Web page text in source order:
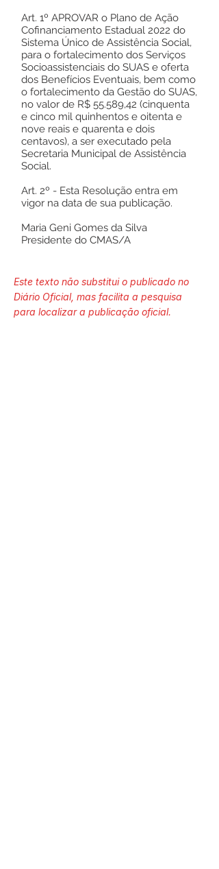
Art. 1º APROVAR o Plano de Ação
Cofinanciamento Estadual 2022 do
Sistema Único de Assistência Social,
para o fortalecimento dos Serviços
Socioassistenciais do SUAS e oferta
dos Benefícios Eventuais, bem como
o fortalecimento da Gestão do SUAS,
no valor de R$ 55.589,42 (cinquenta
e cinco mil quinhentos e oitenta e
nove reais e quarenta e dois
centavos), a ser executado pela
Secretaria Municipal de Assistência
Social.
Art. 2º - Esta Resolução entra em
vigor na data de sua publicação.
Maria Geni Gomes da Silva
Presidente do CMAS/A
Este texto não substitui o publicado no
Diário Oficial, mas facilita a pesquisa
para localizar a publicação oficial.